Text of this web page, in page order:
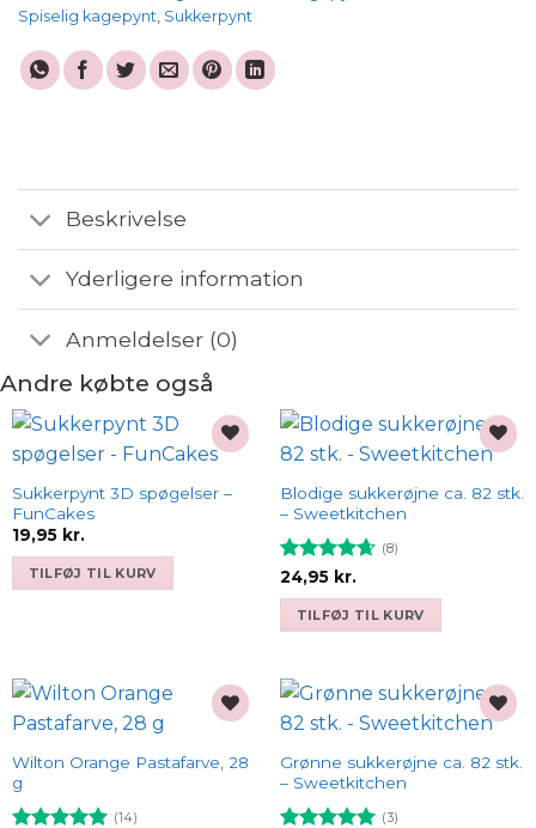
Spiselig kagepynt Sukkerpynt
Beskrivelse
Yderligere information
Anmeldelser (0)
Andre købte også
Sukkerpynt 3D spøgelser –
FunCakes
19,95 kr.
TILFØJ TIL KURV
wishlist
Blodige sukkerøjne ca. 82 stk.
– Sweetkitchen
Vurderet
4.63ud af
(8)
24,95 kr.
TILFØJ TIL KURV
wishlist
Wilton Orange Pastafarve, 28
g
(14)
wishlist
Grønne sukkerøjne ca. 82 stk.
– Sweetkitchen
(3)